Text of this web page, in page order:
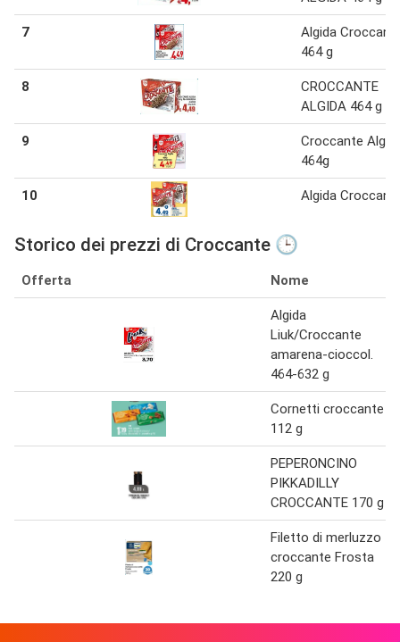
7
Algida
464 g
8
CROCCANTE
ALGIDA 464 g
9
Croccante
464g
10 Algida
Storico dei prezzi di Croccante 🕒
Offerta Nome
Algida
Liuk/Croccante
amarena-cioccol.
464-632 g
Cornetti croccante
112 g
PEPERONCINO
PIKKADILLY
CROCCANTE 170 g
Filetto di merluzzo
croccante Frosta
220 g